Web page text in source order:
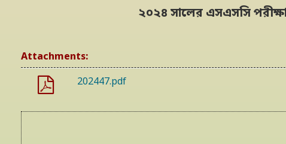
২০২৪ সালের এসএসসি
Attachments:
202447.pdf